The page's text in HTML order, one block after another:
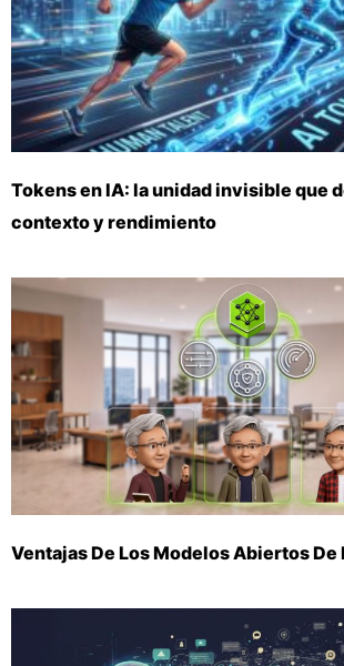
Tokens en IA: la unidad invisible que
contexto y rendimiento
Ventajas De Los Modelos Abiertos De